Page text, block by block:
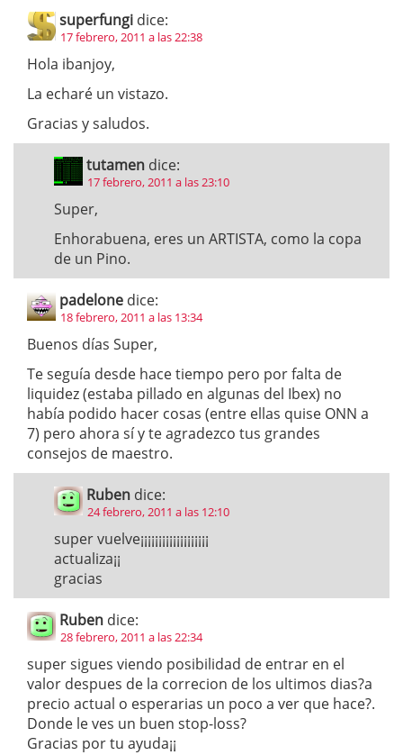
superfungi dice:
17 febrero, 2011 a las 22:38
Hola ibanjoy,
La echaré un vistazo.
Gracias y saludos.
tutamen dice:
17 febrero, 2011 a las 23:10
Super,
Enhorabuena, eres un ARTISTA, como la copa
de un Pino.
padelone dice:
18 febrero, 2011 a las 13:34
Buenos días Super,
Te seguía desde hace tiempo pero por falta de
liquidez (estaba pillado en algunas del Ibex) no
había podido hacer cosas (entre ellas quise ONN a
7) pero ahora sí y te agradezco tus grandes
consejos de maestro.
Ruben dice:
24 febrero, 2011 a las 12:10
super vuelve¡¡¡¡¡¡¡¡¡¡¡¡¡¡¡¡¡¡¡
actualiza¡¡
gracias
Ruben dice:
28 febrero, 2011 a las 22:34
super sigues viendo posibilidad de entrar en el
valor despues de la correcion de los ultimos dias?a
precio actual o esperarias un poco a ver que hace?.
Donde le ves un buen stop-loss?
Gracias por tu ayuda¡¡